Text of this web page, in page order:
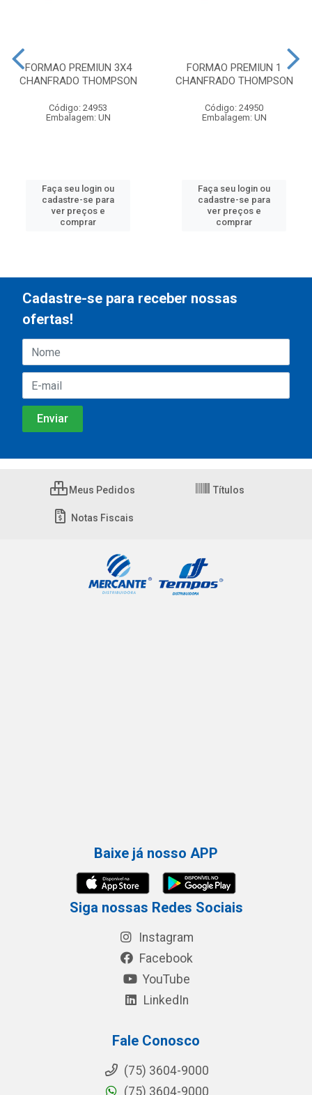
FORMAO PREMIUN 3X4
CHANFRADO THOMPSON
Código: 24953
Embalagem: UN
Faça seu login ou
cadastre-se para
ver preços e
comprar
FORMAO PREMIUN 1
CHANFRADO THOMPSON
Código: 24950
Embalagem: UN
Faça seu login ou
cadastre-se para
ver preços e
comprar
Cadastre-se para receber nossas
ofertas!
Meus Pedidos Títulos
Notas Fiscais
Baixe já nosso APP
Siga nossas Redes Sociais
Instagram
Facebook
YouTube
LinkedIn
Fale Conosco
(75) 3604-9000
(75) 3604-9000